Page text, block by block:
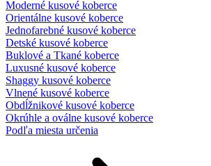
Moderné kusové koberce
Orientálne kusové koberce
Jednofarebné kusové koberce
Detské kusové koberce
Buklové a Tkané koberce
Luxusné kusové koberce
Shaggy kusové koberce
Vlnené kusové koberce
Obdĺžnikové kusové koberce
Okrúhle a oválne kusové koberce
Podľa miesta určenia